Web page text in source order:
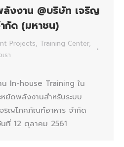
งงาน @บริษัท เจริญ
กัด (มหาชน)
Projects, Training Center,
รา
In-house Training ใน
ยัดพลังงานสำหรับระบบ
ริญโภคภัณฑ์อาหาร จำกัด
ที่ 12 ตุลาคม 2561